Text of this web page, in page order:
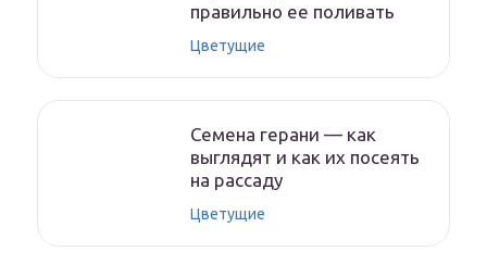
правильно ее поливать
Цветущие
Семена герани — как
выглядят и как их посеять
на рассаду
Цветущие